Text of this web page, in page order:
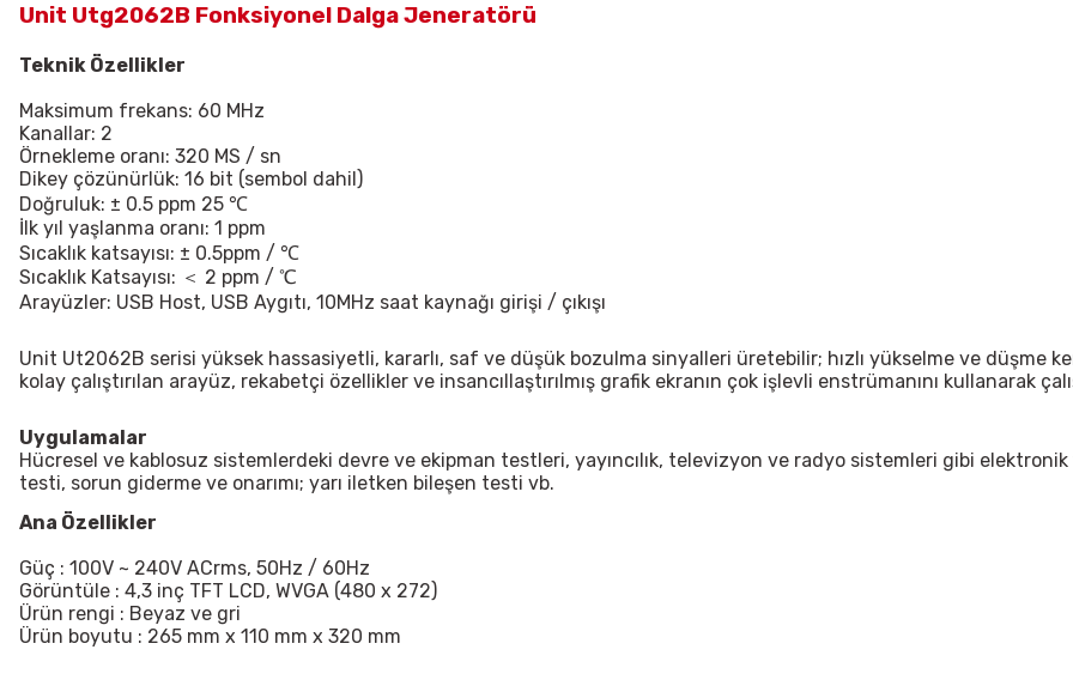
Unit Utg2062B Fonksiyonel Dalga Jeneratörü
Teknik Özellikler
Maksimum frekans: 60 MHz
Kanallar: 2
Örnekleme oranı: 320 MS / sn
Dikey çözünürlük: 16 bit (sembol dahil)
Doğruluk: ± 0.5 ppm 25 ℃
İlk yıl yaşlanma oranı: 1 ppm
Sıcaklık katsayısı: ± 0.5ppm / ℃
Sıcaklık Katsayısı: ＜ 2 ppm / ℃
Arayüzler: USB Host, USB Aygıtı, 10MHz saat kaynağı girişi / çıkışı
Unit Ut2062B serisi yüksek hassasiyetli, kararlı, saf ve düşük bozulma sinyalleri üretebilir; hızlı yükselme ve düşme
kolay çalıştırılan arayüz, rekabetçi özellikler ve insancıllaştırılmış grafik ekranın çok işlevli enstrümanını kullanarak
Uygulamalar
Hücresel ve kablosuz sistemlerdeki devre ve ekipman testleri, yayıncılık, televizyon ve radyo sistemleri gibi elektronik
testi, sorun giderme ve onarımı; yarı iletken bileşen testi vb.
Ana Özellikler
Güç : 100V ~ 240V ACrms, 50Hz / 60Hz
Görüntüle : 4,3 inç TFT LCD, WVGA (480 x 272)
Ürün rengi : Beyaz ve gri
Ürün boyutu : 265 mm x 110 mm x 320 mm